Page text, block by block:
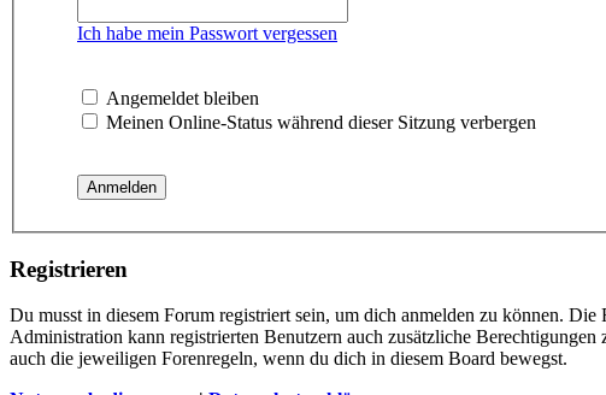
Ich habe mein Passwort vergessen
Angemeldet bleiben
Meinen Online-Status während dieser Sitzung verbergen
Registrieren
Du musst in diesem Forum registriert sein, um dich anmelden zu können.
Administration kann registrierten Benutzern auch zusätzliche
auch die jeweiligen Forenregeln, wenn du dich in diesem Board bewegst.